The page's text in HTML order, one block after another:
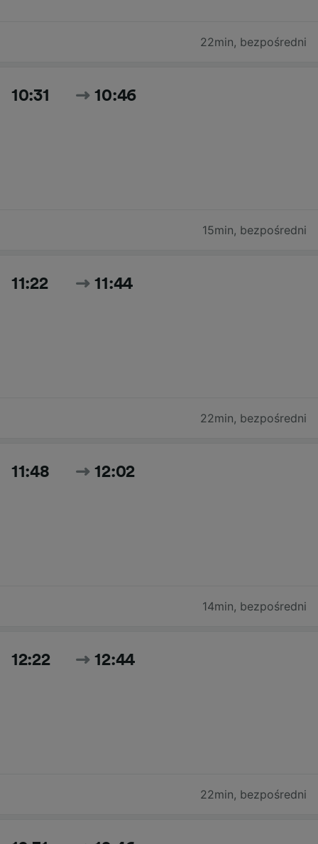
22min, bezpośredni
10:31 10:46
15min, bezpośredni
11:22 11:44
22min, bezpośredni
11:48 12:02
14min, bezpośredni
12:22 12:44
22min, bezpośredni